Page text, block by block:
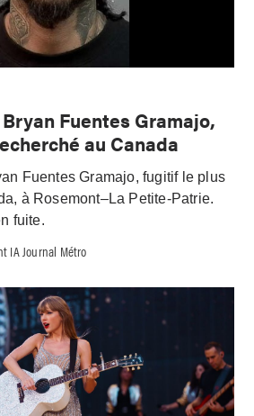
Fuentes Gramajo,
au Canada
Fuentes Gramajo, fugitif le plus
à Rosemont–La Petite-Patrie.
fuite.
IA Journal Métro